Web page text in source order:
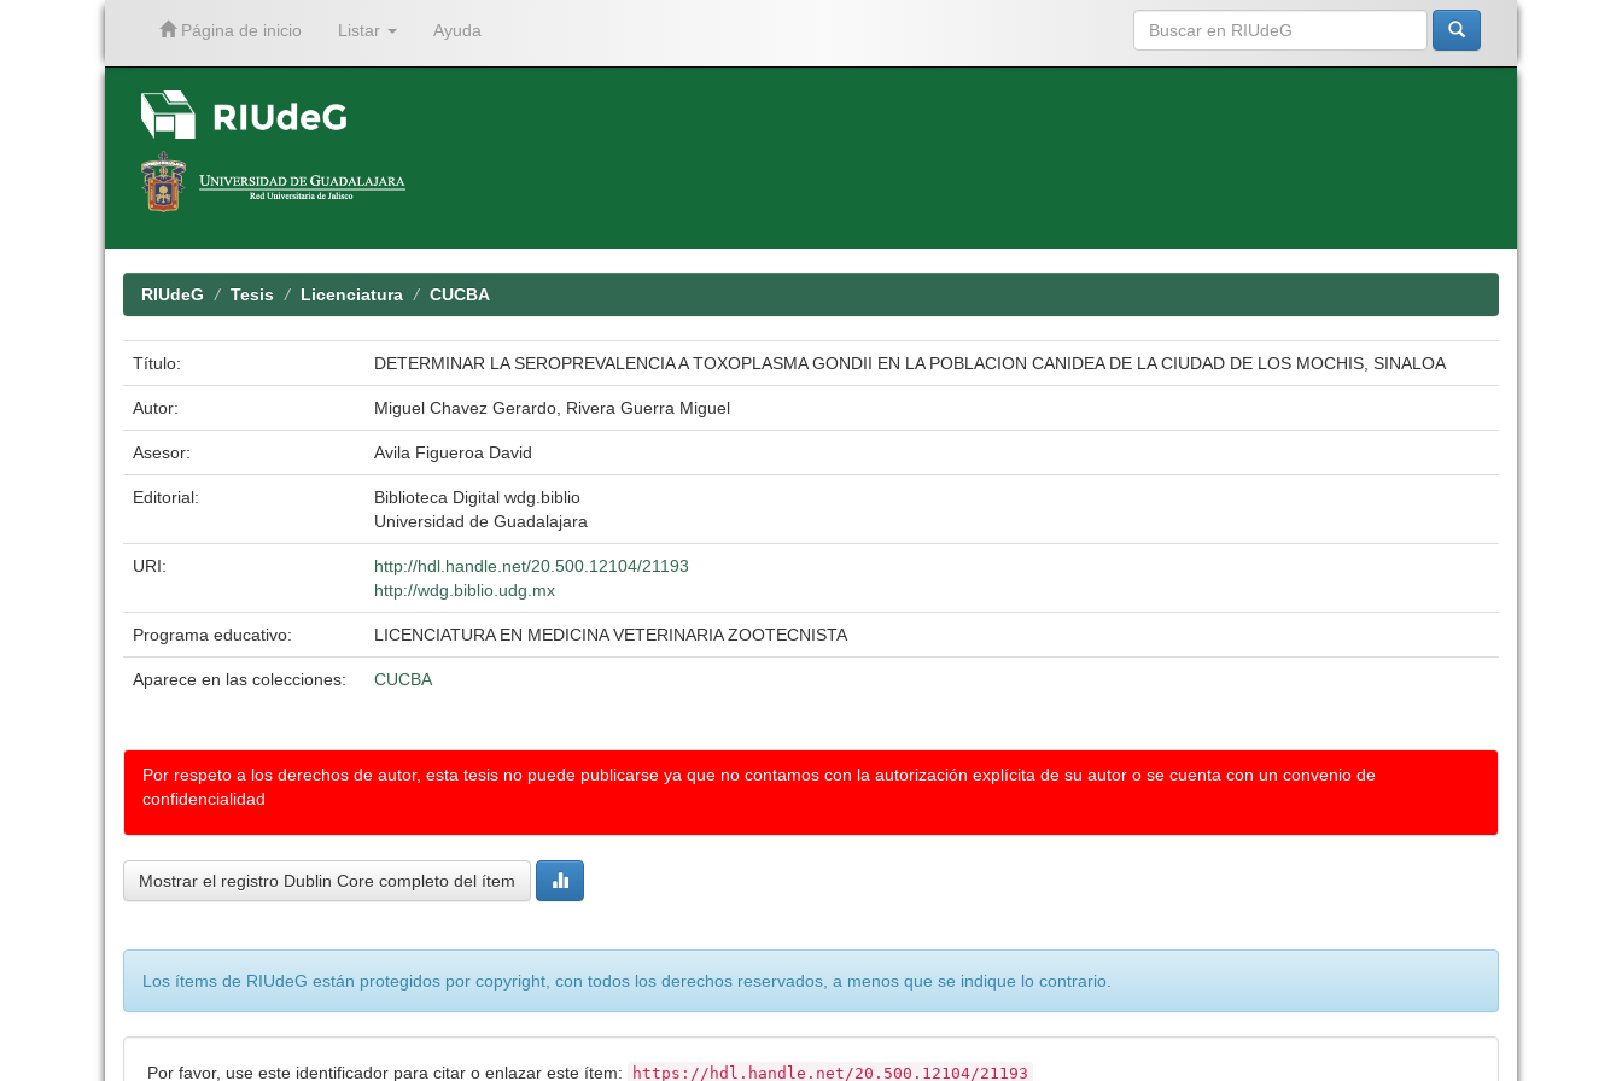
Página de inicio Listar Ayuda
RIUdeG Tesis Licenciatura CUCBA
Título: DETERMINAR LA SEROPREVALENCIA A TOXOPLASMA GONDII EN LA POBLACION CANIDEA DE LA CIUDAD DE LOS MOCHIS, SINALOA
Autor: Miguel Chavez Gerardo, Rivera Guerra Miguel
Asesor: Avila Figueroa David
Editorial:
Biblioteca Digital wdg.biblio
Universidad de Guadalajara
URI:
http://hdl.handle.net/20.500.12104/21193
http://wdg.biblio.udg.mx
Programa educativo: LICENCIATURA EN MEDICINA VETERINARIA ZOOTECNISTA
Aparece en las colecciones: CUCBA
Por respeto a los derechos de autor, esta tesis no puede publicarse ya que no contamos con la autorización explícita de su autor o se cuenta con un convenio de
confidencialidad
Mostrar el registro Dublin Core completo del ítem
Los ítems de RIUdeG están protegidos por copyright, con todos los derechos reservados, a menos que se indique lo contrario.
Por favor, use este identificador para citar o enlazar este ítem: https://hdl.handle.net/20.500.12104/21193